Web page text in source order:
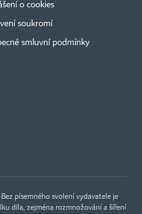
o cookies
soukromí
smluvní podmínky
písemného svolení vydavatele je
díla, zejména rozmnožování a šíření